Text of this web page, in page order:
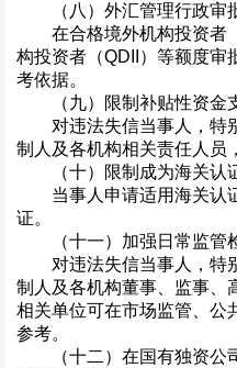
（八）外汇管理行政审
在合格境外机构投资者
构投资者（QDII）等额度审
考依据。
（九）限制补贴性资金
对违法失信当事人，特
制人及各机构相关责任人员
（十）限制成为海关认
当事人申请适用海关认
证。
（十一）加强日常监管
对违法失信当事人，特
制人及各机构董事、监事、
相关单位可在市场监管、公
参考。
（十二）在国有独资公